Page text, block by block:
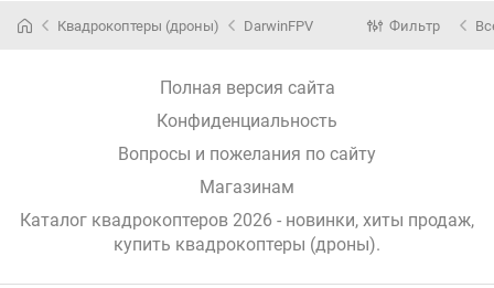
Квадрокоптеры (дроны) DarwinFPV Фильтр
Полная версия сайта
Конфиденциальность
Вопросы и пожелания по сайту
Магазинам
Каталог квадрокоптеров 2026 - новинки, хиты продаж,
купить квадрокоптеры (дроны).